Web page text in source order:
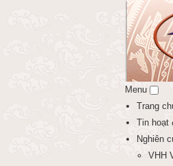
Menu
Trang
Tin hoạt
Nghiên
VHH